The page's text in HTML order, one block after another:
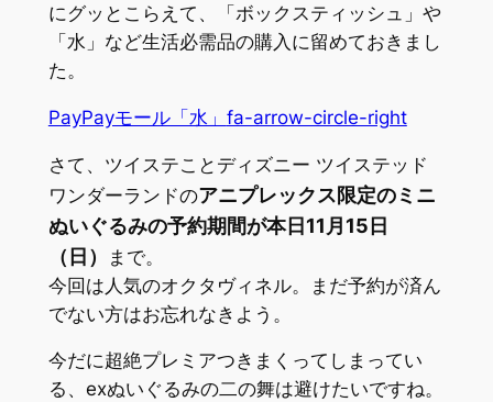
にグッとこらえて、「ボックスティッシュ」や
「水」など生活必需品の購入に留めておきまし
た。
PayPayモール「水」 fa-arrow-circle-right
さて、ツイステことディズニー ツイステッド
ワンダーランドのアニプレックス限定のミニ
ぬいぐるみの予約期間が本日11月15日
（日）
まで。
今回は人気のオクタヴィネル。まだ予約が済ん
でない方はお忘れなきよう。
今だに超絶プレミアつきまくってしまってい
る、exぬいぐるみの二の舞は避けたいですね。